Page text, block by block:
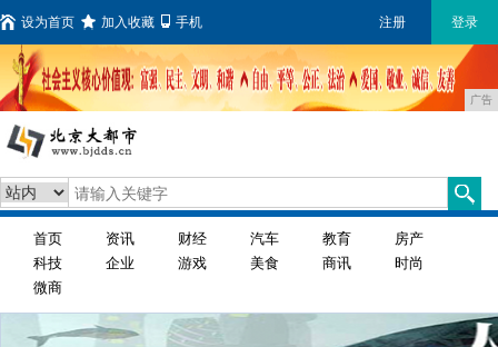
设为首页 加入收藏 手机 注册 登录
广告
首页 资讯 财经 汽车 教育
房产
科技
企业 游戏 美食 商讯
时尚
微商